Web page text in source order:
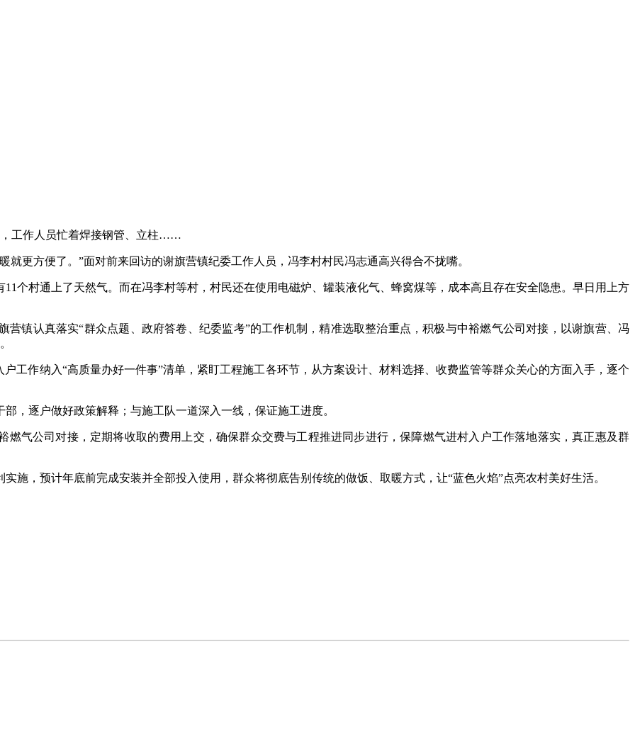
工作人员忙着焊接钢管、立柱……
方便了。”面对前来回访的谢旗营镇纪委工作人员，冯李村村民冯志通高兴得合不拢嘴。
村通上了天然气。而在冯李村等村，村民还在使用电磁炉、罐装液化气、蜂窝煤等，成本高且存在安全隐患。早日用上方
认真落实“群众点题、政府答卷、纪委监考”的工作机制，精准选取整治重点，积极与中裕燃气公司对接，以谢旗营、冯
作纳入“高质量办好一件事”清单，紧盯工程施工各环节，从方案设计、材料选择、收费监管等群众关心的方面入手，逐个
逐户做好政策解释；与施工队一道深入一线，保证施工进度。
公司对接，定期将收取的费用上交，确保群众交费与工程推进同步进行，保障燃气进村入户工作落地落实，真正惠及群
，预计年底前完成安装并全部投入使用，群众将彻底告别传统的做饭、取暖方式，让“蓝色火焰”点亮农村美好生活。